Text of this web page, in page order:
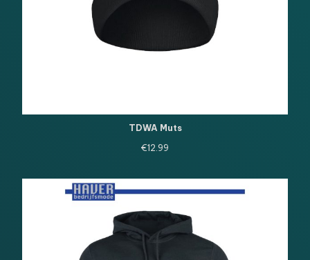
TDWA Muts
€12.99